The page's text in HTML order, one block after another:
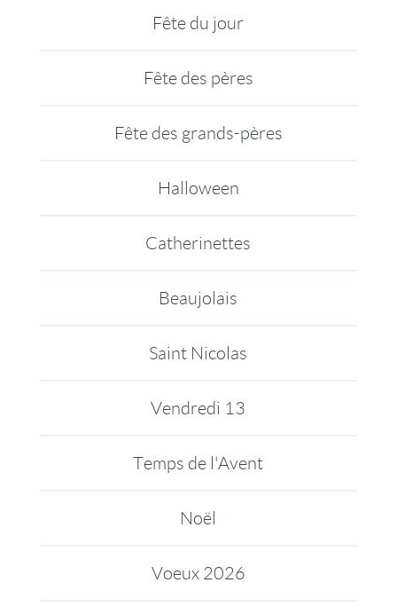
Fête du jour
Fête des pères
Fête des grands-pères
Halloween
Catherinettes
Beaujolais
Saint Nicolas
Vendredi 13
Temps de l'Avent
Noël
Voeux 2026